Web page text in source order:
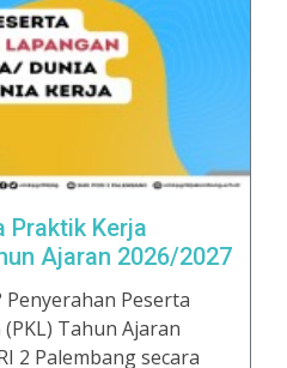
Praktik Kerja
Ajaran 2026/2027
Penyerahan Peserta
Tahun Ajaran
2 Palembang secara